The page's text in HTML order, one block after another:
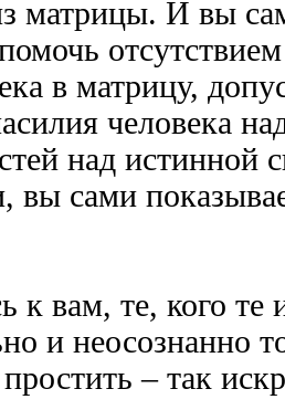
матрицы. И вы
в матрицу,
человека
над истинной
вы сами
вам, те, кого те
и неосознанно
– так